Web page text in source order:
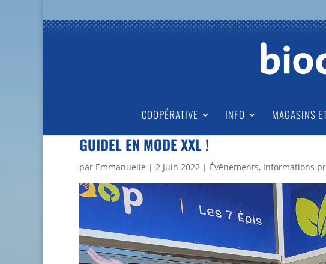
COOPÉRATIVE INFO MAGASINS
GUIDEL EN MODE XXL !
par Emmanuelle | 2 Juin 2022 | Événements, Informations